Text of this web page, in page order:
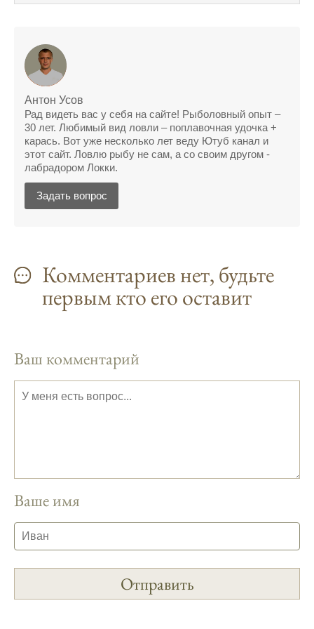
"удачный" прогноз клева, разочарован
Сегодняшний прогноз клева позволил мне
успешно поймать крупную щуку.
Прогноз клева на рыбалку на следующую
неделю обещает хорошие результаты.
Благодаря лунному календарю и прогнозу
клева, мой улов растет с каждым днем.
Прогноз клева на год вперед помогает мне
планировать свои рыбалки.
фазами луны, и у меня был отличный
рыбы.
Прогноз клева учитывает погодные
условия и фазы луны, что делает его
Я регулярно проверяю прогноз клева на
сайте и всегда знаю, когда лучше всего
отправиться на рыбалку.
Антон Усов
Рад видеть вас у себя на сайте! Рыболовный опыт –
30 лет. Любимый вид ловли – поплавочная удочка +
карась. Вот уже несколько лет веду Ютуб канал и
этот сайт. Ловлю рыбу не сам, а со своим другом -
лабрадором Локки.
Задать вопрос
Комментариев нет, будьте
первым кто его оставит
Ваш комментарий
Ваше имя